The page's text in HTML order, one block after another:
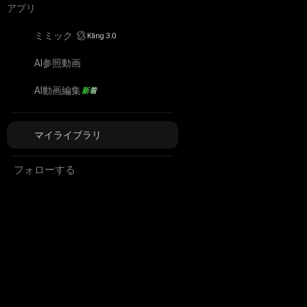
アプリ
ミミック
ミミック Kling 3.0
AI参照動画
AI参照動画
AI動画編集
AI動画編集新着
マイライブラリ
マイライブラリ
フォローする